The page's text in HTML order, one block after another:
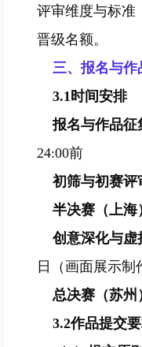
评审维度与标准
晋级名额。
三、报名与作
3.1时间安排
报名与作品征
24:00前
初筛与初赛评
半决赛（上海
创意深化与虚
日（画面展示制
总决赛（苏州
3.2作品提交